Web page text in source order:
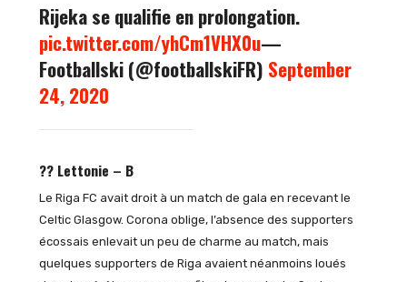
Rijeka se qualifie en prolongation.
pic.twitter.com/yhCm1VHX0u—
Footballski (@footballskiFR) September
24, 2020
?? Lettonie – B
Le Riga FC avait droit à un match de gala en recevant le
Celtic Glasgow. Corona oblige, l’absence des supporters
écossais enlevait un peu de charme au match, mais
quelques supporters de Riga avaient néanmoins loués